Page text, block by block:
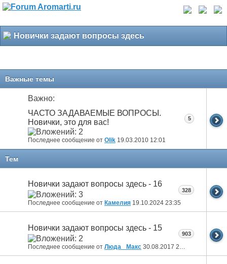
Новички задают вопросы здесь
Важные темы
Важно:
ЧАСТО ЗАДАВАЕМЫЕ ВОПРОСЫ.
Новички, это для вас!
Последнее сообщение от Olik 19.03.2010 12:01
5
Тем
Новички задают вопросы здесь - 16
Последнее сообщение от Камелия 19.10.2024 23:35
328
Новички задают вопросы здесь - 15
Последнее сообщение от Люда _Макс 30.08.2017 20:08
903